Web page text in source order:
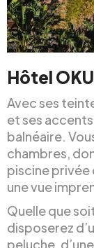
Hôtel OKU
Avec ses
et ses accents
balnéaire.
chambres,
piscine privée
une vue
Quelle que
disposerez
peluche,